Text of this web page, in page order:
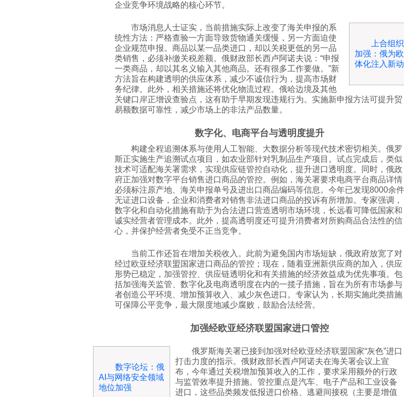
企业竞争环境战略的核心环节。
上合组
加强：俄为
体化注入新
市场消息人士证实，当前措施实际上改变了海关申报的系
统性方法：严格查验一方面导致货物通关缓慢，另一方面迫使
企业规范申报。商品以某一品类进口，却以关税更低的另一品
类销售，必须补缴关税差额。俄财政部长西卢阿诺夫说：“申报
一类商品，却以其名义输入其他商品。还有很多工作要做。”新
方法旨在构建透明的供应体系，减少不诚信行为，提高市场财
务纪律。此外，相关措施还将优化物流过程。俄哈边境及其他
关键口岸正增设查验点，这有助于早期发现违规行为。实施新申报方法可提升贸
易额数据可靠性，减少市场上的非法产品数量。
数字化、电商平台与透明度提升
构建全程追溯体系与使用人工智能、大数据分析等现代技术密切相关。俄罗
斯正实施生产追溯试点项目，如农业部针对乳制品生产项目。试点完成后，类似
技术可适配海关署需求，实现供应链管控自动化，提升进口透明度。同时，俄政
府正加强对数字平台销售进口商品的管控。例如，海关署要求电商平台商品详情
必须标注原产地、海关申报单号及进出口商品编码等信息。今年已发现8000余件
无证进口设备，企业和消费者对销售非法进口商品的投诉有所增加。专家强调，
数字化和自动化措施有助于为合法进口营造透明市场环境，长远看可降低国家和
诚实经营者管理成本。此外，提高透明度还可提升消费者对所购商品合法性的信
心，并保护经营者免受不正当竞争。
当前工作还旨在增加关税收入。此前为避免国内市场短缺，俄政府放宽了对
经过欧亚经济联盟国家进口商品的管控；现在，随着亚洲新供应商的加入，供应
形势已稳定，加强管控、供应链透明化和有关措施的经济效益成为优先事项。包
括加强海关监管、数字化及电商透明度在内的一揽子措施，旨在为所有市场参与
者创造公平环境、增加预算收入、减少灰色进口。专家认为，长期实施此类措施
可保障公平竞争，最大限度地减少腐败，鼓励合法经营。
加强经欧亚经济联盟国家进口管控
数字论坛：俄
AI与网络安全领域
地位加强
俄罗斯海关署已接到加强对经欧亚经济联盟国家“灰色”进口
打击力度的指示。俄财政部长西卢阿诺夫在海关署会议上宣
布，今年通过关税增加预算收入的工作，要求采用额外的行政
与监管效率提升措施。管控重点是汽车、电子产品和工业设备
进口，这些品类频发低报进口价格、逃避间接税（主要是增值